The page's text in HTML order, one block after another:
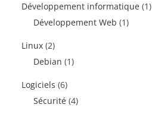
Développement informatique (1)
Développement Web (1)
Linux (2)
Debian (1)
Logiciels (6)
Sécurité (4)